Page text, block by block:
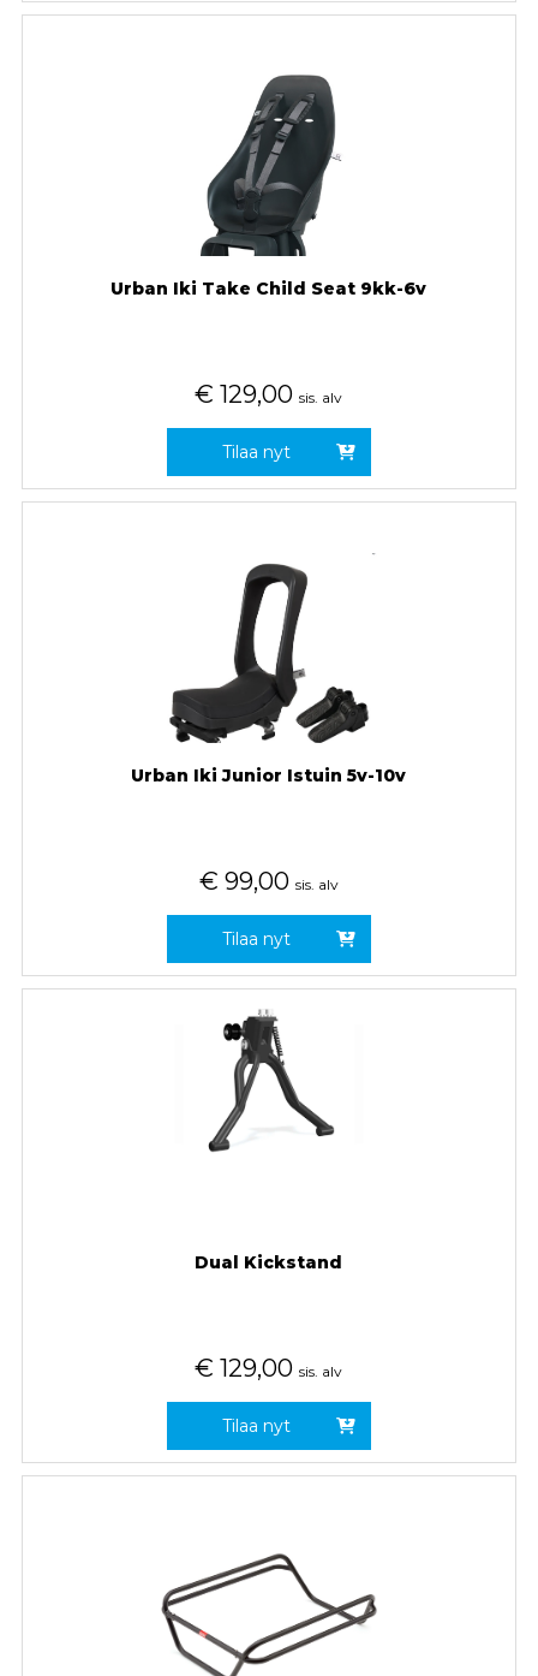
Urban Iki Take Child Seat 9kk-6v
€ 129,00 sis. alv
Tilaa nyt
Urban Iki Junior Istuin 5v-10v
€ 99,00 sis. alv
Tilaa nyt
Dual Kickstand
€ 129,00 sis. alv
Tilaa nyt